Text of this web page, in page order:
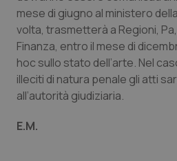
Umbria
Valle D’Aosta
Veneto
Oftalmologia
Oncodermatologia
Oncoematologia
mese di giugno al ministero
volta, trasmetterà a Regioni,
Finanza, entro il mese di
hoc sullo stato dell’arte. Nel
illeciti di natura penale gli atti
all’autorità giudiziaria.
E.M.